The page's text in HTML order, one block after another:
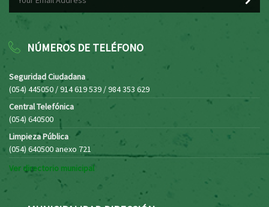
NÚMEROS DE TELÉFONO
Seguridad Ciudadana
(054) 445050 / 914 619 539 / 984 353 629
Central Telefónica
(054) 640500
Limpieza Pública
(054) 640500 anexo 721
Ver directorio municipal